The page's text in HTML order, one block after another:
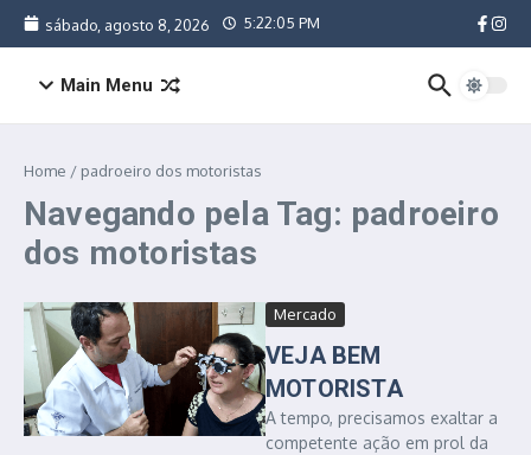
Ir para o conteúdo
sábado, agosto 8, 2026 5:22:05 PM
Main Menu
Home / padroeiro dos motoristas
Navegando pela Tag: padroeiro
dos motoristas
Mercado
VEJA BEM
MOTORISTA
A tempo, precisamos exaltar a
competente ação em prol da